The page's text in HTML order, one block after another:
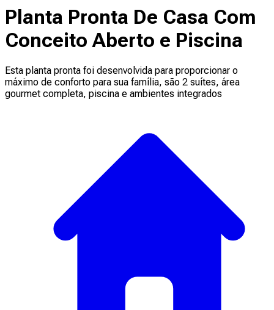
Planta Pronta De Casa Com
Conceito Aberto e Piscina
Esta planta pronta foi desenvolvida para proporcionar o
máximo de conforto para sua família, são 2 suítes, área
gourmet completa, piscina e ambientes integrados